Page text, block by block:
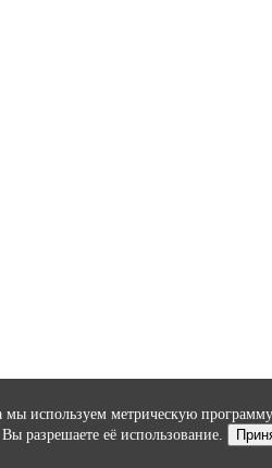
мы используем метрическую
разрешаете её использование.